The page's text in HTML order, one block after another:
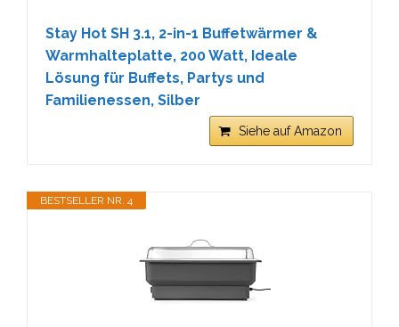
Stay Hot SH 3.1, 2-in-1 Buffetwärmer &
Warmhalteplatte, 200 Watt, Ideale
Lösung für Buffets, Partys und
Familienessen, Silber
Siehe auf Amazon
BESTSELLER NR. 4